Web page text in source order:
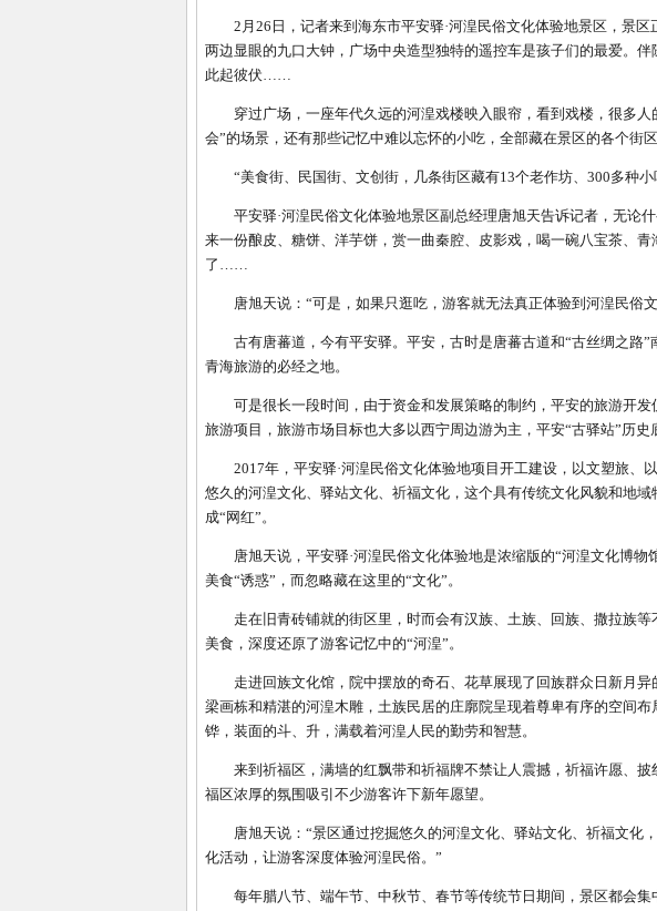
2月26日，记者来到海东市平安驿·河湟民俗文化体验地景区，景区
两边显眼的九口大钟，广场中央造型独特的遥控车是孩子们的最爱。
此起彼伏……
穿过广场，一座年代久远的河湟戏楼映入眼帘，看到戏楼，很多人
会”的场景，还有那些记忆中难以忘怀的小吃，全部藏在景区的各个街区
“美食街、民国街、文创街，几条街区藏有13个老作坊、300多种小
平安驿·河湟民俗文化体验地景区副总经理唐旭天告诉记者，无论什
来一份酿皮、糖饼、洋芋饼，赏一曲秦腔、皮影戏，喝一碗八宝茶、
了……
唐旭天说：“可是，如果只逛吃，游客就无法真正体验到河湟民俗
古有唐蕃道，今有平安驿。平安，古时是唐蕃古道和“古丝绸之路”
青海旅游的必经之地。
可是很长一段时间，由于资金和发展策略的制约，平安的旅游开发
旅游项目，旅游市场目标也大多以西宁周边游为主，平安“古驿站”历史
2017年，平安驿·河湟民俗文化体验地项目开工建设，以文塑旅、
悠久的河湟文化、驿站文化、祈福文化，这个具有传统文化风貌和地
成“网红”。
唐旭天说，平安驿·河湟民俗文化体验地是浓缩版的“河湟文化博物
美食“诱惑”，而忽略藏在这里的“文化”。
走在旧青砖铺就的街区里，时而会有汉族、土族、回族、撒拉族等
美食，深度还原了游客记忆中的“河湟”。
走进回族文化馆，院中摆放的奇石、花草展现了回族群众日新月异
梁画栋和精湛的河湟木雕，土族民居的庄廓院呈现着尊卑有序的空间布
铧，装面的斗、升，满载着河湟人民的勤劳和智慧。
来到祈福区，满墙的红飘带和祈福牌不禁让人震撼，祈福许愿、披
福区浓厚的氛围吸引不少游客许下新年愿望。
唐旭天说：“景区通过挖掘悠久的河湟文化、驿站文化、祈福文化
化活动，让游客深度体验河湟民俗。”
每年腊八节、端午节、中秋节、春节等传统节日期间，景区都会集